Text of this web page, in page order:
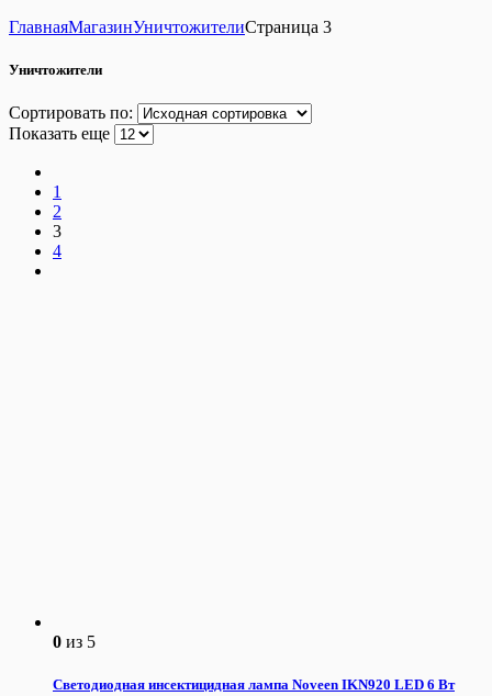
ГлавнаяМагазинУничтожителиСтраница 3
Уничтожители
Сортировать по:
Показать еще
1
2
3
4
0 из 5
Светодиодная инсектицидная лампа Noveen IKN920 LED 6 Вт